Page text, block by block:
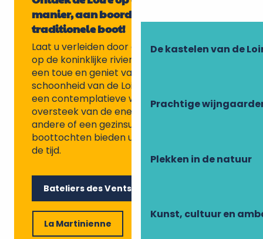
De kastelen van de
Prachtige
Plekken in de natuur
Kunst, cultuur en
manier, aan boord van een
traditionele boot!
Laat u verleiden door een unieke ervaring
op de koninklijke rivier: ga aan boord van
een toue en geniet van de rust en de wilde
schoonheid van de Loire. Of het nu gaat om
een contemplatieve wandeling, een
oversteek van de ene oever naar de
andere of een gezinsuitstapje, deze
boottochten bieden u een moment buiten
de tijd.
Bateliers des Vents d'Galerne
La Martinienne